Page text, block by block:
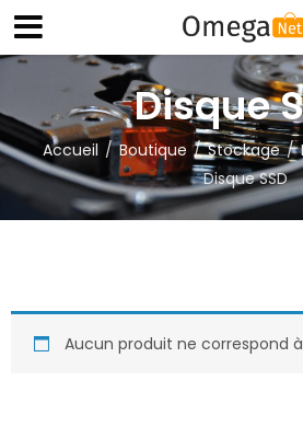
Disque
Accueil Boutique Stockage
Disque SSD
Aucun produit ne correspond